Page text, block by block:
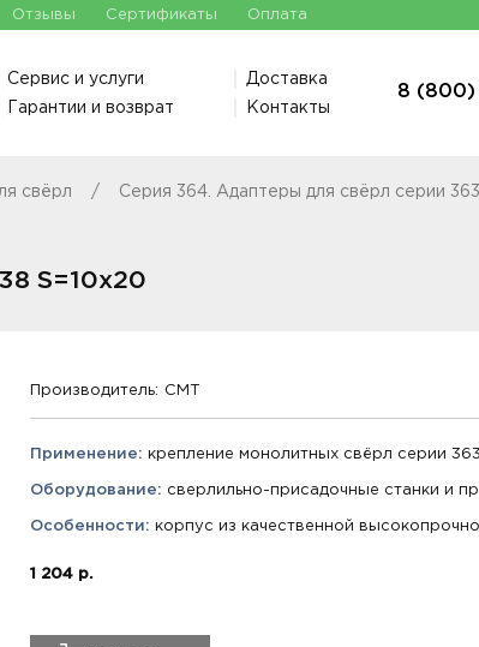
Отзывы Сертификаты Оплата
Сервис и услуги
Гарантии и возврат
Доставка
Контакты
8 (800)
свёрл Серия 364. Адаптеры для свёрл серии
S=10x20
Производитель: CMT
Применение: крепление монолитных свёрл серии 363
Оборудование: сверлильно-присадочные станки и
Особенности: корпус из качественной
1 204 р.